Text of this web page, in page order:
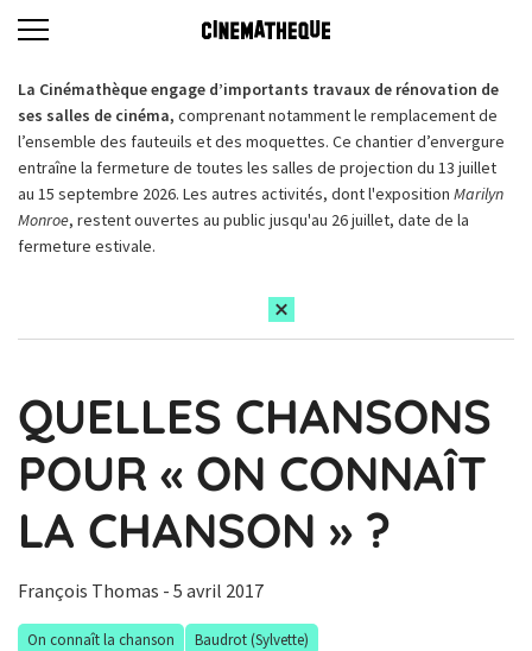
La Cinémathèque engage d’importants travaux de rénovation de
ses salles de cinéma, comprenant notamment le remplacement de
l’ensemble des fauteuils et des moquettes. Ce chantier d’envergure
entraîne la fermeture de toutes les salles de projection du 13 juillet
au 15 septembre 2026. Les autres activités, dont l'exposition Marilyn
Monroe, restent ouvertes au public jusqu'au 26 juillet, date de la
fermeture estivale.
QUELLES CHANSONS
POUR « ON CONNAÎT
LA CHANSON » ?
François Thomas - 5 avril 2017
On connaît la chanson Baudrot (Sylvette)